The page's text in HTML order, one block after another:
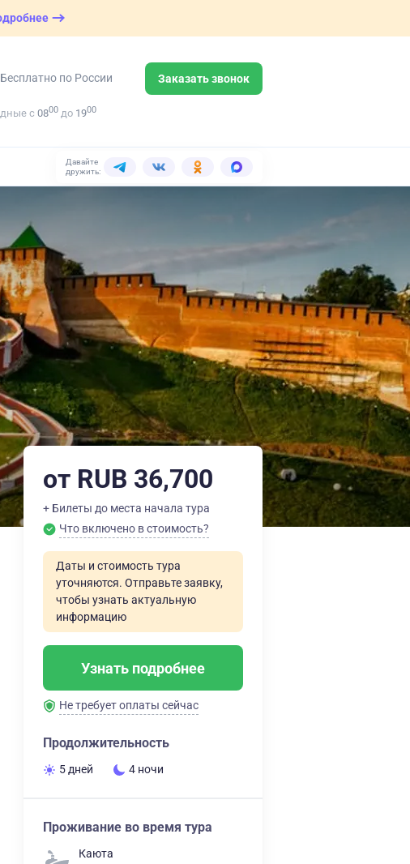
Бесплатно по России Заказать звонок
с 0800 до 1900
Давайте
дружить:
от RUB 36,700
+ Билеты до места начала тура
Что включено в стоимость?
Даты и стоимость тура
уточняются. Отправьте заявку,
чтобы узнать актуальную
информацию
Узнать подробнее
Не требует оплаты сейчас
Продолжительность
5 дней 4 ночи
Проживание во время тура
Каюта